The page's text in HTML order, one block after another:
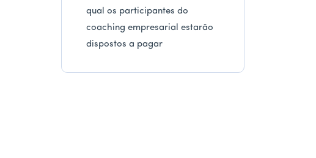
qual os participantes do
coaching empresarial estarão
dispostos a pagar